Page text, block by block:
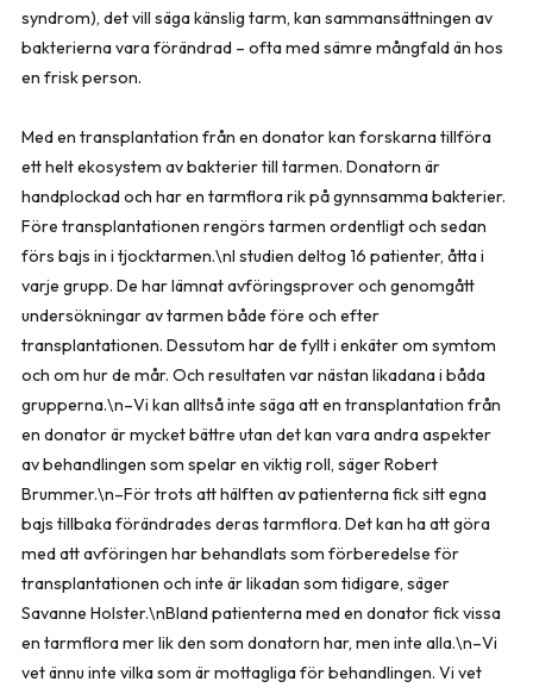
syndrom), det vill säga känslig tarm, kan sammansättningen av
bakterierna vara förändrad – ofta med sämre mångfald än hos
en frisk person.
Med en transplantation från en donator kan forskarna tillföra
ett helt ekosystem av bakterier till tarmen. Donatorn är
handplockad och har en tarmflora rik på gynnsamma bakterier.
Före transplantationen rengörs tarmen ordentligt och sedan
förs bajs in i tjocktarmen.\nI studien deltog 16 patienter, åtta i
varje grupp. De har lämnat avföringsprover och genomgått
undersökningar av tarmen både före och efter
transplantationen. Dessutom har de fyllt i enkäter om symtom
och om hur de mår. Och resultaten var nästan likadana i båda
grupperna.\n–Vi kan alltså inte säga att en transplantation från
en donator är mycket bättre utan det kan vara andra aspekter
av behandlingen som spelar en viktig roll, säger Robert
Brummer.\n–För trots att hälften av patienterna fick sitt egna
bajs tillbaka förändrades deras tarmflora. Det kan ha att göra
med att avföringen har behandlats som förberedelse för
transplantationen och inte är likadan som tidigare, säger
Savanne Holster.\nBland patienterna med en donator fick vissa
en tarmflora mer lik den som donatorn har, men inte alla.\n–Vi
vet ännu inte vilka som är mottagliga för behandlingen. Vi vet